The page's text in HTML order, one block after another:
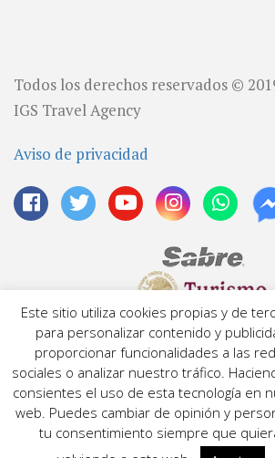
Todos los derechos reservados ©
IGS Travel Agency
Aviso de privacidad
Licencia: 04200670149
Número de RNT:
SAT ID CIF 15010657730
RECIBA ANTES QUE NADIE
DESCUENTOS
Este sitio utiliza cookies propias y de
para personalizar contenido y
proporcionar funcionalidades a las
sociales o analizar nuestro tráfico.
consientes el uso de esta tecnología en
web. Puedes cambiar de opinión y
tu consentimiento siempre que